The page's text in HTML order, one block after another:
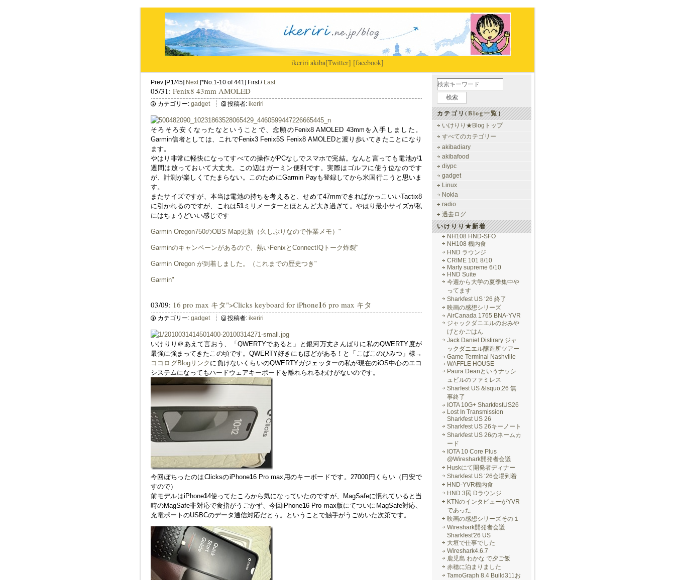
ikeriri|akiba[Twitter] [facebook]
Prev [P.1/45] Next[*No.1-10 of 441] First / Last
05/31: Fenix8 43mm AMOLED
カテゴリー: gadget 投稿者: ikeriri
そろそろ安くなったなということで、念願のFenix8 AMOLED 43mmを入手しました。
Garmin信者としては、これでFenix3 Fenix5S Fenix8 AMOLEDと渡り歩いてきたことになり
ます。
やはり非常に軽快になってすべての操作がPCなしでスマホで完結。なんと言っても電池が1
週間は放っておいて大丈夫。この辺はガーミン便利です。実際はゴルフに使う位なのです
が、計測が楽しくてたまらない。このためにGarmin Payも登録してから米国行こうと思いま
す。
またサイズですが、本当は電池の持ちを考えると、せめて47mmできればかっこいいTactix8
に引かれるのですが、これは51ミリメーターとほとんど大き過ぎて。やはり最小サイズが私
にはちょうどいい感じです
Garmin Oregon750のOBS Map更新（久しぶりなので作業メモ）"
Garminのキャンペーンがあるので、熱いFenixとConnectIQトーク炸裂"
Garmin Oregon が到着しました。（これまでの歴史つき"
Garmin"
03/09: 16 pro max キタ">Clicks keyboard for iPhone16 pro max キタ
カテゴリー: gadget 投稿者: ikeriri
いけりり＠あえて言おう、「QWERTYであると」と銀河万丈さんばりに私のQWERTY度が
最強に強まってきたこの頃です。QWERTY好きにもほどがある！と「こばこのひみつ」様→
ココログBlogリンク に負けないくらいのQWERTYガジェッターの私が現在のiOS中心のエコ
システムになってもハードウェアキーボードを離れられるわけがないのです。
今回ぽちったのはClicksのiPhone16 Pro max用のキーボードです。27000円くらい（円安で
すので）
前モデルはiPhone14使ってたころから気になっていたのですが、MagSafeに慣れていると当
時のMagSafe非対応で食指がうごかず、今回iPhone16 Pro max版にてついにMagSafe対応、
充電ポートのUSBCのデータ通信対応だとぅ。ということで触手がうごめいた次第です。
カテゴリ(Blog一覧）
いけりり★Blogトップ
すべてのカテゴリー
akibadiary
akibafood
diypc
gadget
Linux
Nokia
radio
過去ログ
いけりり★新着
NH108 HND-SFO
NH108 機内食
HND ラウンジ
CRIME 101 8/10
Marty supreme 6/10
HND Suite
今週から大学の夏季集中や
ってます
Sharkfest US ‘26 終了
映画の感想シリーズ
AirCanada 1765 BNA-YVR
ジャックダニエルのおみや
げとかごはん
Jack Daniel Distirary ジャ
ックダニエル醸造所ツアー
Game Terminal Nashville
WAFFLE HOUSE
Paura Deanというナッシ
ュビルのファミレス
Sharfest US &lsquo;26 無
事終了
IOTA 10G+ SharkfestUS26
Lost In Transmission
Sharkfest US 26
Sharkfest US 26キーノート
Sharkfest US 26のネームカ
ード
IOTA 10 Core Plus
@Wireshark開発者会議
Huskにて開発者ディナー
Sharkfest US ‘26会場到着
HND-YVR機内食
HND 3民 Dラウンジ
KTNのインタビューがYVR
であった
映画の感想シリーズその１
Wireshark開発者会議
Sharkfest'26 US
大垣で仕事でした
Wireshark4.6.7
鹿児島 わかな で夕ご飯
赤穂に泊まりました
TamoGraph 8.4 Build311お